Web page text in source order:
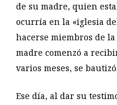
de su madre, quien
ocurría en la «iglesia
hacerse miembros de
madre comenzó a
varios meses, se bautizó.
Ese día, al dar su